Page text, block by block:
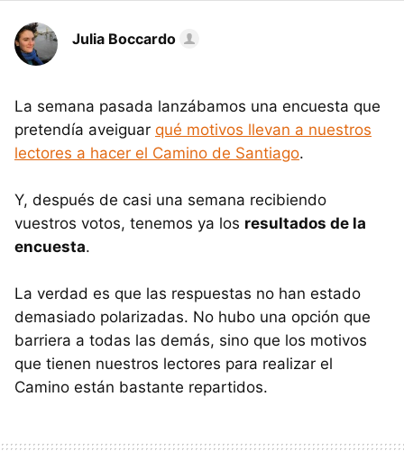
Julia Boccardo
La semana pasada lanzábamos una encuesta que
pretendía aveiguar qué motivos llevan a nuestros
lectores a hacer el Camino de Santiago.
Y, después de casi una semana recibiendo
vuestros votos, tenemos ya los resultados de la
encuesta.
La verdad es que las respuestas no han estado
demasiado polarizadas. No hubo una opción que
barriera a todas las demás, sino que los motivos
que tienen nuestros lectores para realizar el
Camino están bastante repartidos.